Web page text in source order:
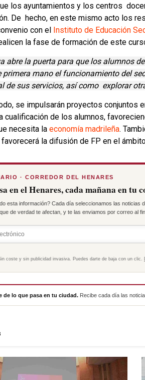
los ayuntamientos y los centros
De hecho, en este mismo acto los
con el Instituto de Educación
la fase de formación de este
abre la puerta para que los alumnos
primera mano el funcionamiento del
de sus servicios, así como explorar
se impulsarán proyectos
cualificación de los alumnos,
necesita la economía madrileña.
la difusión de FP en el
· CORREDOR DEL HENARES
en el Henares, cada mañana en tu
esta información? Cada día seleccionamos las noticias
de verdad te afectan, y te las enviamos por correo al
coste y sin publicidad invasiva. Puedes darte de baja con un clic.
de lo que pasa en tu ciudad. Recibe cada día las